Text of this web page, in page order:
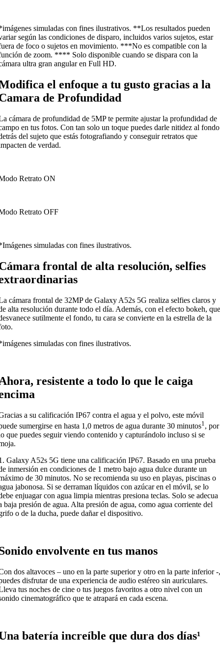
simuladas con fines ilustrativos. **Los resultados pueden
según las condiciones de disparo, incluidos varios sujetos, estar
de foco o sujetos en movimiento. ***No es compatible con la
de zoom. **** Solo disponible cuando se dispara con la
ultra gran angular en Full HD.
el enfoque a tu gusto gracias a la
de Profundidad
cámara de profundidad de 5MP te permite ajustar la profundidad de
en tus fotos. Con tan solo un toque puedes darle nitidez al fondo
del sujeto que estás fotografiando y conseguir retratos que
de verdad.
Retrato ON
Retrato OFF
simuladas con fines ilustrativos.
frontal de alta resolución, selfies
cámara frontal de 32MP de Galaxy A52s 5G realiza selfies claros y
alta resolución durante todo el día. Además, con el efecto bokeh,
sutilmente el fondo, tu cara se convierte en la estrella de la
simuladas con fines ilustrativos.
resistente a todo lo que le caiga
a su calificación IP67 contra el agua y el polvo, este móvil
sumergirse en hasta 1,0 metros de agua durante 30 minutos1 , por
que puedes seguir viendo contenido y capturándolo incluso si se
Galaxy A52s 5G tiene una calificación IP67. Basado en una prueba
inmersión en condiciones de 1 metro bajo agua dulce durante un
de 30 minutos. No se recomienda su uso en playas, piscinas o
jabonosa. Si se derraman líquidos con azúcar en el móvil, se lo
enjuagar con agua limpia mientras presiona teclas. Solo se adecua
baja presión de agua. Alta presión de agua, como agua corriente del
o de la ducha, puede dañar el dispositivo.
envolvente en tus manos
dos altavoces – uno en la parte superior y otro en la parte inferior -
disfrutar de una experiencia de audio estéreo sin auriculares.
tus noches de cine o tus juegos favoritos a otro nivel con un
cinematográfico que te atrapará en cada escena.
batería increíble que dura dos días¹